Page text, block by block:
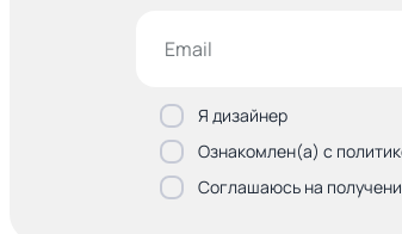
Я дизайнер
Ознакомлен(а) с
Соглашаюсь на